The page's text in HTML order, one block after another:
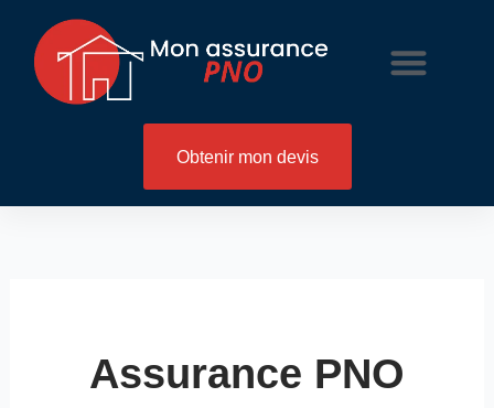
contenu
Obtenir mon devis
Assurance PNO